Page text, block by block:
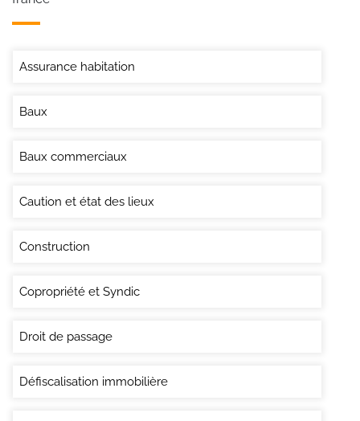
Assurance habitation
Baux
Baux commerciaux
Caution et état des lieux
Construction
Copropriété et Syndic
Droit de passage
Défiscalisation immobilière